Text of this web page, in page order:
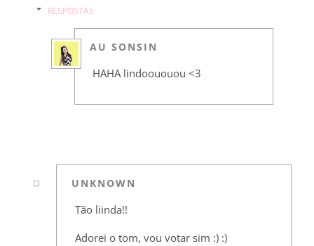
RESPOSTAS
AU SONSIN
HAHA lindoououou <3
UNKNOWN
Tão liinda!!
Adorei o tom, vou votar sim :) :)